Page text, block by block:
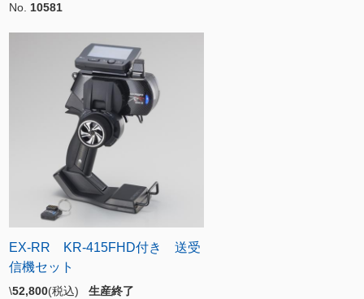
No. 10581
EX-RR KR-415FHD付き 送受
信機セット
\52,800(税込) 生産終了